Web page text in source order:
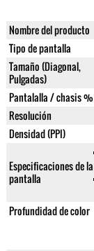
Nombre del producto
Tipo de pantalla
Tamaño (Diagonal,
Pulgadas)
Pantalalla / chasis %
Resolución
Densidad (PPI)
Especificaciones de la
pantalla
Profundidad de color